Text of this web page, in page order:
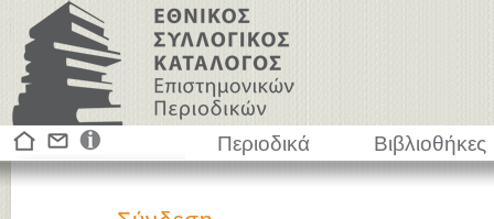
Περιοδικά Βιβλιοθήκες